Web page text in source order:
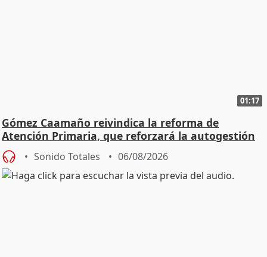
01:17
Gómez Caamaño reivindica la reforma de
Atención Primaria, que reforzará la autogestión
Sonido Totales 06/08/2026